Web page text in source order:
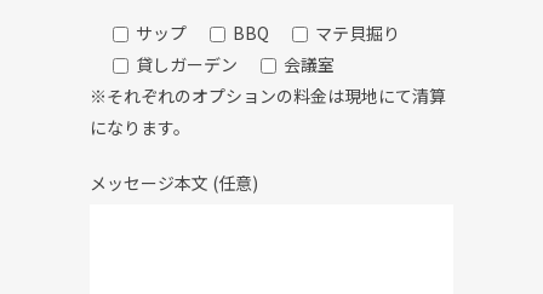
サップ BBQ
マテ貝掘り
貸しガーデン
会議室
※それぞれのオプションの料金は現地にて清算
になります。
メッセージ本文 (任意)